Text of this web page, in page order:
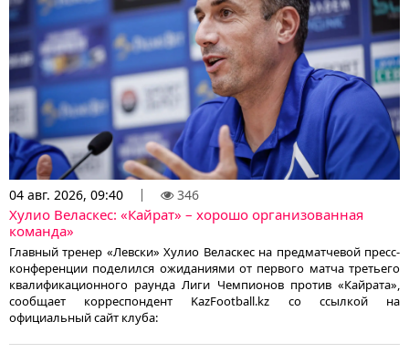
04 авг. 2026, 09:40 346
Хулио Веласкес: «Кайрат» – хорошо организованная
команда»
Главный тренер «Левски» Хулио Веласкес на предматчевой пресс-
конференции поделился ожиданиями от первого матча третьего
квалификационного раунда Лиги Чемпионов против «Кайрата»,
сообщает корреспондент KazFootball.kz со ссылкой на
официальный сайт клуба: